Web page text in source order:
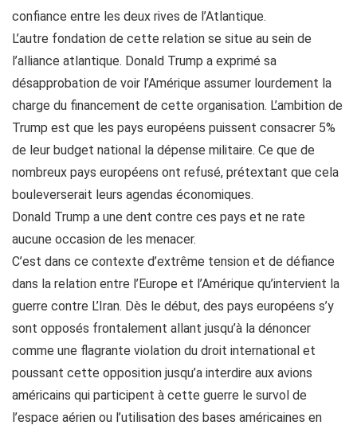
confiance entre les deux rives de l’Atlantique.
L’autre fondation de cette relation se situe au sein de
l’alliance atlantique. Donald Trump a exprimé sa
désapprobation de voir l’Amérique assumer lourdement la
charge du financement de cette organisation. L’ambition de
Trump est que les pays européens puissent consacrer 5%
de leur budget national la dépense militaire. Ce que de
nombreux pays européens ont refusé, prétextant que cela
bouleverserait leurs agendas économiques.
Donald Trump a une dent contre ces pays et ne rate
aucune occasion de les menacer.
C’est dans ce contexte d’extrême tension et de défiance
dans la relation entre l’Europe et l’Amérique qu’intervient la
guerre contre L’Iran. Dès le début, des pays européens s’y
sont opposés frontalement allant jusqu’à la dénoncer
comme une flagrante violation du droit international et
poussant cette opposition jusqu’a interdire aux avions
américains qui participent à cette guerre le survol de
l’espace aérien ou l’utilisation des bases américaines en